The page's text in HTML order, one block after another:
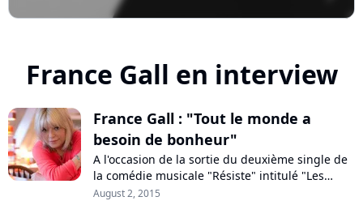
France Gall en interview
France Gall : "Tout le monde a
besoin de bonheur"
A l'occasion de la sortie du deuxième single de
la comédie musicale "Résiste" intitulé "Les
accidents d'amour", France Gall a accordé une
August 2, 2015